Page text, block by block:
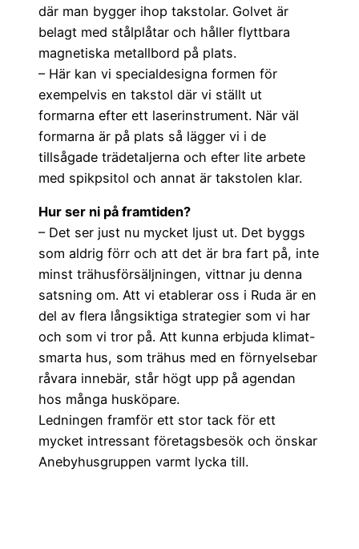
där man bygger ihop takstolar. Golvet är
belagt med stålplåtar och håller flyttbara
magnetiska metallbord på plats.
– Här kan vi specialdesigna formen för
exempelvis en takstol där vi ställt ut
formarna efter ett laserinstrument. När väl
formarna är på plats så lägger vi i de
tillsågade trädetaljerna och efter lite arbete
med spikpsitol och annat är takstolen klar.
Hur ser ni på framtiden?
– Det ser just nu mycket ljust ut. Det byggs
som aldrig förr och att det är bra fart på, inte
minst trähusförsäljningen, vittnar ju denna
satsning om. Att vi etablerar oss i Ruda är en
del av flera långsiktiga strategier som vi har
och som vi tror på. Att kunna erbjuda klimat-
smarta hus, som trähus med en förnyelsebar
råvara innebär, står högt upp på agendan
hos många husköpare.
Ledningen framför ett stor tack för ett
mycket intressant företagsbesök och önskar
Anebyhusgruppen varmt lycka till.